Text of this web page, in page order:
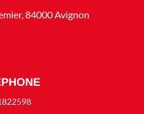
84000 Avignon